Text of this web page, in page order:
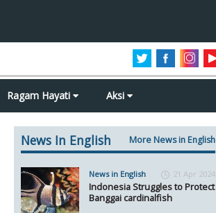
Ragam Hayati Aksi
News In English More News in English
News in English 21 Apr 2024
Indonesia Struggles to Protect
Banggai cardinalfish